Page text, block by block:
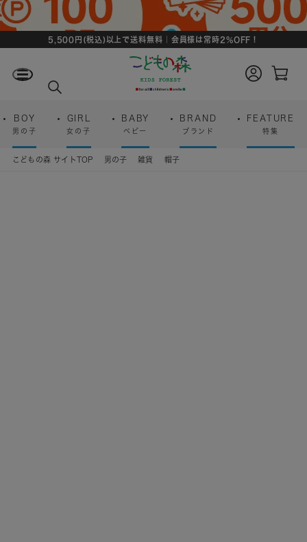
5,500円(税込)以上で送料無料｜会員様は常時2%OFF！
ジ
BOY
男の子
GIRL
女の子
BABY
ベビー
BRAND
ブランド
FEATURE
特集
こどもの森 サイトTOP 男の子 雑貨 帽子